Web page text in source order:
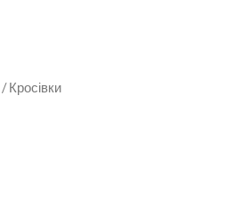
/ Кросівки